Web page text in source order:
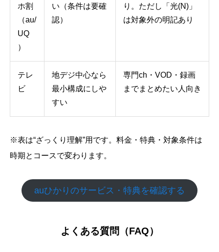
ホ割
（au/
UQ
）
い（条件は要確
認）
り。ただし「光(N)」
は対象外の明記あり
テレ
ビ
地デジ中心なら
最小構成にしや
すい
専門ch・VOD・録画
までまとめたい人向き
※表は“ざっくり理解”用です。料金・特典・対象条件は
時期とコースで変わります。
auひかりのサービス・特典を確認する
よくある質問（FAQ）